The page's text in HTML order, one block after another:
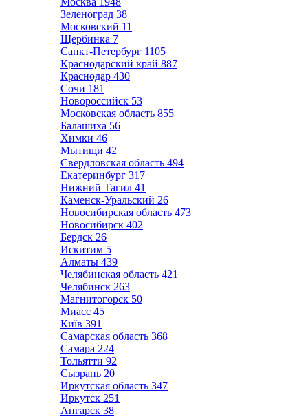
Зеленоград 38
Московский 11
Щербинка 7
Санкт-Петербург 1105
Краснодарский край 887
Краснодар 430
Сочи 181
Новороссийск 53
Московская область 855
Балашиха 56
Химки 46
Мытищи 42
Свердловская область 494
Екатеринбург 317
Нижний Тагил 41
Каменск-Уральский 26
Новосибирская область 473
Новосибирск 402
Бердск 26
Искитим 5
Алматы 439
Челябинская область 421
Челябинск 263
Магнитогорск 50
Миасс 45
Київ 391
Самарская область 368
Самара 224
Тольятти 92
Сызрань 20
Иркутская область 347
Иркутск 251
Ангарск 38